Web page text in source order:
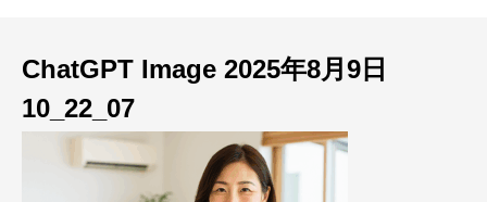
ChatGPT Image 2025年8月9日
10_22_07